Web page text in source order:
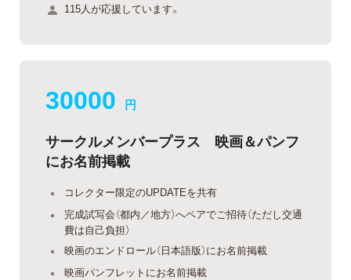
115人が応援しています。
30000 円
サークルメンバープラス 映画＆パンフ
にお名前掲載
コレクター限定のUPDATEを共有
完成試写会（都内／地方）へペアでご招待（ただし交通
費は自己負担）
映画のエンドロール（日本語版）にお名前掲載
映画パンフレットにお名前掲載